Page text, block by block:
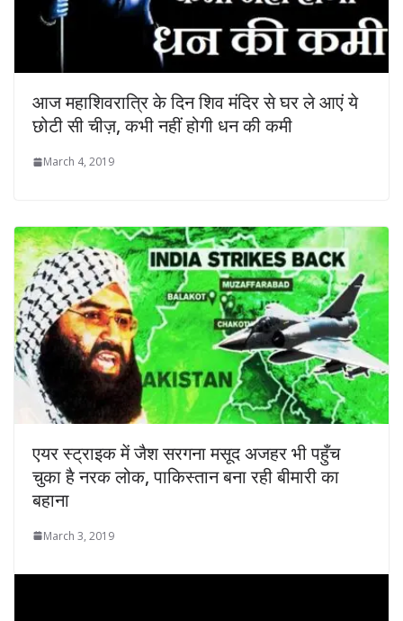
आज महाशिवरात्रि के दिन शिव मंदिर से घर ले आएं ये
छोटी सी चीज़, कभी नहीं होगी धन की कमी
March 4, 2019
एयर स्ट्राइक में जैश सरगना मसूद अजहर भी पहुँच
चुका है नरक लोक, पाकिस्तान बना रही बीमारी का
बहाना
March 3, 2019